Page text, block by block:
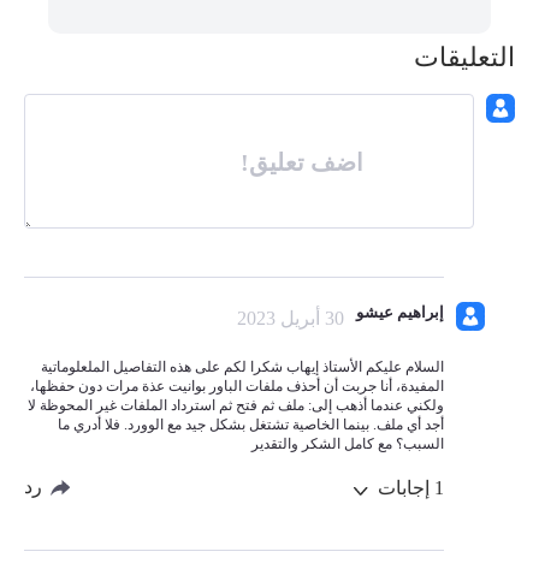
التعليقات
اضف تعليق!
إبراهيم عيشو 30 أبريل 2023
السلام عليكم الأستاذ إيهاب شكرا لكم على هذه التفاصيل الملعلوماتية
المفيدة، أنا جربت أن أحذف ملفات الباور بوانيت عذة مرات دون حفظها،
ولكني عندما أذهب إلى: ملف ثم فتح ثم استرداد الملفات غير المحوظة لا
أجد أي ملف. بينما الخاصية تشتغل بشكل جيد مع الوورد. فلا أدري ما
السبب؟ مع كامل الشكر والتقدير
1 إجابات رد